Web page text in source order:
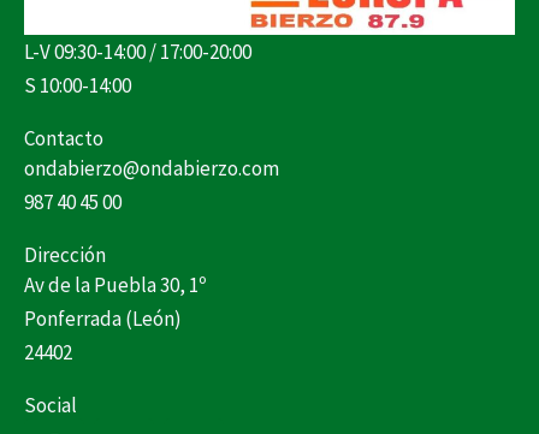
L-V 09:30-14:00 / 17:00-20:00
S 10:00-14:00
Contacto
ondabierzo@ondabierzo.com
987 40 45 00
Dirección
Av de la Puebla 30, 1º
Ponferrada (León)
24402
Social